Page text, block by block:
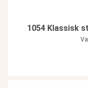
1054 Klassisk